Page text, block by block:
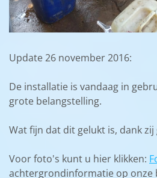
Update 26 november 2016:
De installatie is vandaag in
grote belangstelling.
Wat fijn dat dit gelukt is, dank
Voor foto's kunt u hier klikken:
achtergrondinformatie op onze